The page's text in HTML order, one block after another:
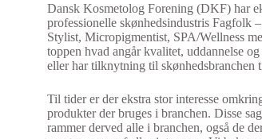
Dansk Kosmetolog Forening (DKF) har
professionelle skønhedsindustris Fagfolk
Stylist, Micropigmentist, SPA/Wellness
toppen hvad angår kvalitet, uddannelse
eller har tilknytning til
Til tider er der ekstra stor interesse
produkter der bruges i branchen. Disse
rammer derved alle i branchen, også de